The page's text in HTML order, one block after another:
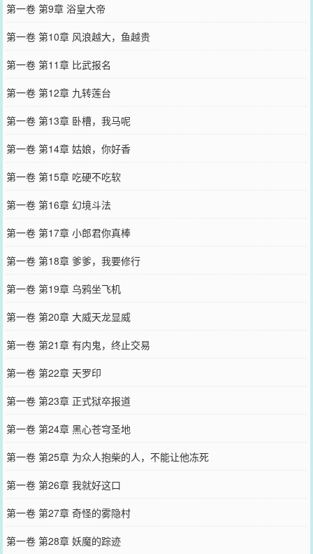
第一卷 第9章 浴皇大帝
第一卷 第10章 风浪越大，鱼越贵
第一卷 第11章 比武报名
第一卷 第12章 九转莲台
第一卷 第13章 卧槽，我马呢
第一卷 第14章 姑娘，你好香
第一卷 第15章 吃硬不吃软
第一卷 第16章 幻境斗法
第一卷 第17章 小郎君你真棒
第一卷 第18章 爹爹，我要修行
第一卷 第19章 乌鸦坐飞机
第一卷 第20章 大威天龙显威
第一卷 第21章 有内鬼，终止交易
第一卷 第22章 天罗印
第一卷 第23章 正式狱卒报道
第一卷 第24章 黑心苍穹圣地
第一卷 第25章 为众人抱柴的人，不能让他冻死
第一卷 第26章 我就好这口
第一卷 第27章 奇怪的雾隐村
第一卷 第28章 妖魔的踪迹